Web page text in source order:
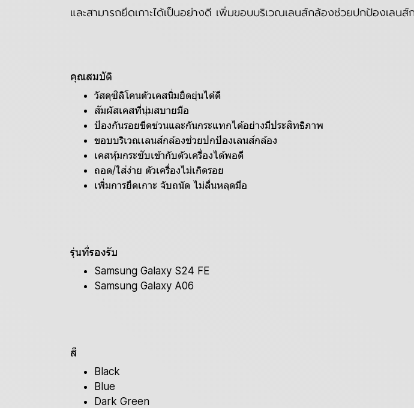
และสามารถยึดเกาะได้เป็นอย่างดี เพิ่มขอบบริเวณเลนส์กล้องช่วยปกป้องเลน
คุณสมบัติ
วัสดุซิลิโคนตัวเคสนิ่มยืดยุ่นได้ดี
สัมผัสเคสที่นุ่มสบายมือ
ป้องกันรอยขีดข่วนและกันกระแทกได้อย่างมีประสิทธิภาพ
ขอบบริเวณเลนส์กล้องช่วยปกป้องเลนส์กล้อง
เคสหุ้มกระชับเข้ากับตัวเครื่องได้พอดี
ถอด/ใส่ง่าย ตัวเครื่องไม่เกิดรอย
เพิ่มการยืดเกาะ จับถนัด ไม่ลื่นหลุดมือ
รุ่นที่รองรับ
Samsung Galaxy S24 FE
Samsung Galaxy A06
สี
Black
Blue
Dark Green